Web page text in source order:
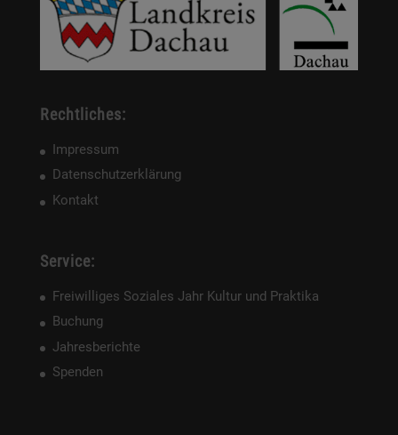
Rechtliches:
Impressum
Datenschutzerklärung
Kontakt
Service:
Freiwilliges Soziales Jahr Kultur und Praktika
Buchung
Jahresberichte
Spenden